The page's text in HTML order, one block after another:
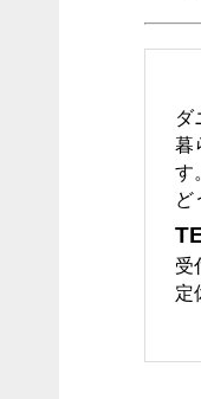
ダ
暮
す
ど
受
定